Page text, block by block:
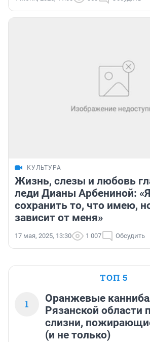
КУЛЬТУРА
Жизнь, слезы и любовь
леди Дианы Арбениной:
сохранить то, что имею,
зависит от меня»
17 мая, 2025, 13:30 1 007 Обсудить
ТОП 5
1
Оранжевые
Рязанской области
слизни,
(и не только)